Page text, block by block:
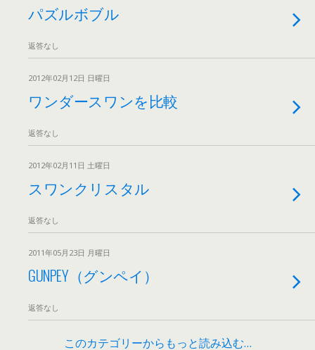
パズルボブル
返答なし
2012年02月12日 日曜日
ワンダースワンを比較
返答なし
2012年02月11日 土曜日
スワンクリスタル
返答なし
2011年05月23日 月曜日
GUNPEY（グンペイ）
返答なし
このカテゴリーからもっと読み込む…